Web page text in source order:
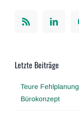
Letzte Beiträge
Teure
Bürokonzept